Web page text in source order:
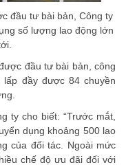
đầu tư bài bản, Công ty
số lượng lao động lớn
đầu tư bài bản, công
đầy được 84 chuyền
ty cho biết: “Trước mắt,
dụng khoảng 500 lao
của đối tác. Ngoài mức
chế độ ưu đãi đối với